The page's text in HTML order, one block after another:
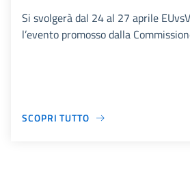
Si svolgerà dal 24 al 27 aprile
l’evento promosso dalla
SCOPRI TUTTO